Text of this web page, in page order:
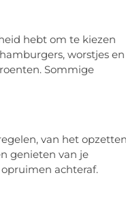
hebt om te kiezen
worstjes en
Sommige
van het opzetten
genieten van je
achteraf.